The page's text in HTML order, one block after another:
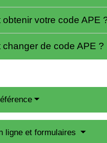
obtenir votre code APE
changer de code APE ?
ligne et formulaires